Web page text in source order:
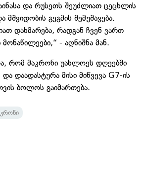
და რუსეთს შეუძლიათ ცეცხლის
მშვიდობის გეგმის შემუშავება.
დახმარება, რადგან ჩვენ ვართ
- აღნიშნა მან.
რომ მაკრონი უახლოეს დღეებში
დაადასტურა მისი მიწვევა G7-ის
ბოლოს გაიმართება.